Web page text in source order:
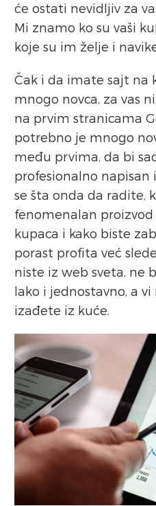
će ostati nevidljiv za
Mi znamo ko su vaši
koje su im želje i
Čak i da imate sajt na
mnogo novca, za vas
na prvim stranicama
potrebno je mnogo
među prvima, da bi
profesionalno
se šta onda da radite,
fenomenalan proizvod
kupaca i kako biste
porast profita već
niste iz web sveta, ne
lako i jednostavno, a
izađete iz kuće.